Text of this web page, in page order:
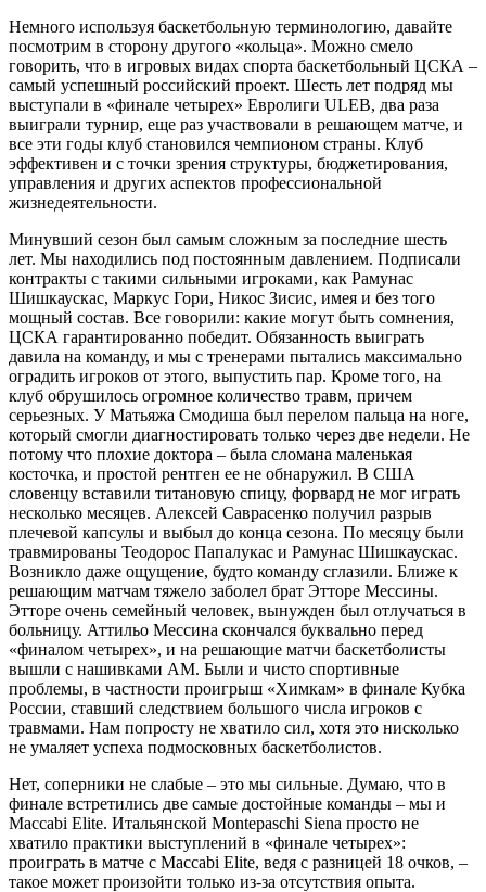
Немного используя баскетбольную терминологию, давайте
посмотрим в сторону другого «кольца». Можно смело
говорить, что в игровых видах спорта баскетбольный ЦСКА –
самый успешный российский проект. Шесть лет подряд мы
выступали в «финале четырех» ­Евролиги ULEB, два раза
выиграли турнир, еще раз участвовали в решающем матче, и
все эти годы клуб становился чемпионом страны. Клуб
эффективен и с точки зрения структуры, бюджетирования,
управления и других аспектов профессиональной
жизнедеятельности.
Минувший сезон был самым сложным за последние шесть
лет. Мы находились под постоянным давлением. Подписали
контракты с такими сильными игроками, как Рамунас
Шишкаускас, Маркус Гори, Никос Зисис, имея и без того
мощный состав. Все говорили: какие могут быть сомнения,
ЦСКА гарантированно победит. Обязанность вы­играть
давила на команду, и мы с тренерами пытались максимально
оградить игроков от этого, выпустить пар. Кроме того, на
клуб обрушилось огромное количество травм, причем
серьезных. У Матьяжа Смодиша был перелом пальца на ноге,
который смогли диагностировать только через две недели. Не
потому что плохие доктора – была сломана маленькая
косточка, и простой рентген ее не обнаружил. В США
словенцу вставили титановую спицу, форвард не мог играть
несколько месяцев. Алексей Саврасенко получил разрыв
плечевой капсулы и выбыл до конца сезона. По месяцу были
травмированы Теодорос Папалукас и Рамунас Шишкаускас.
Возникло даже ощущение, будто команду сглазили. Ближе к
решающим матчам тяжело заболел брат Этторе Мессины.
Этторе очень семейный человек, вынужден был отлучаться в
больницу. Аттильо Мессина скончался буквально перед
«финалом четырех», и на решающие матчи баскетболисты
вышли с нашивками AM. Были и чисто спортивные
проблемы, в частности проигрыш «Химкам» в финале Кубка
России, ставший следствием большого числа игроков с
травмами. Нам попросту не хватило сил, хотя это нисколько
не умаляет успеха подмосковных баскетболистов.
Нет, соперники не слабые – это мы сильные. Думаю, что в
финале встретились две самые достойные команды – мы и
Maccabi Elite. Итальянской Montepaschi Siena просто не
хватило практики выступлений в «финале четырех»:
проиграть в матче с Maccabi Elite, ведя с разницей 18 очков, –
такое может произойти только из-за отсутствия опыта.